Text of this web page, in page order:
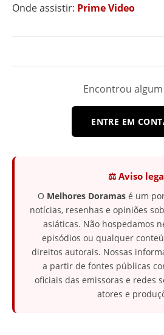
Onde assistir: Prime Video
Encontrou
ENTRE EM
⚖️ Aviso
O Melhores Doramasé um
notícias, resenhas e opiniões
asiáticas. Não hospedamos
episódios ou qualquer
direitos autorais. Nossas
a partir de fontes públicas
oficiais das emissoras e redes
atores e